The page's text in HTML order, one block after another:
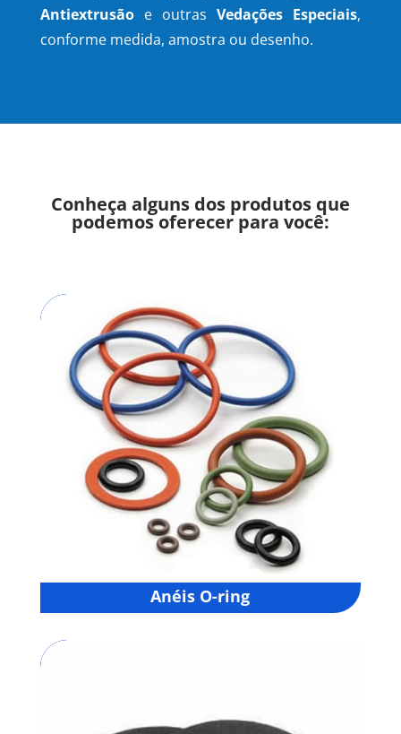
Antiextrusãoe outrasVedações Especiais,
conforme medida, amostra ou desenho.
Conheça alguns dos produtos que
podemos oferecer para você:
Anéis O-ring